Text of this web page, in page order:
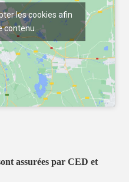
les cookies afin
contenu
assurées par CED et